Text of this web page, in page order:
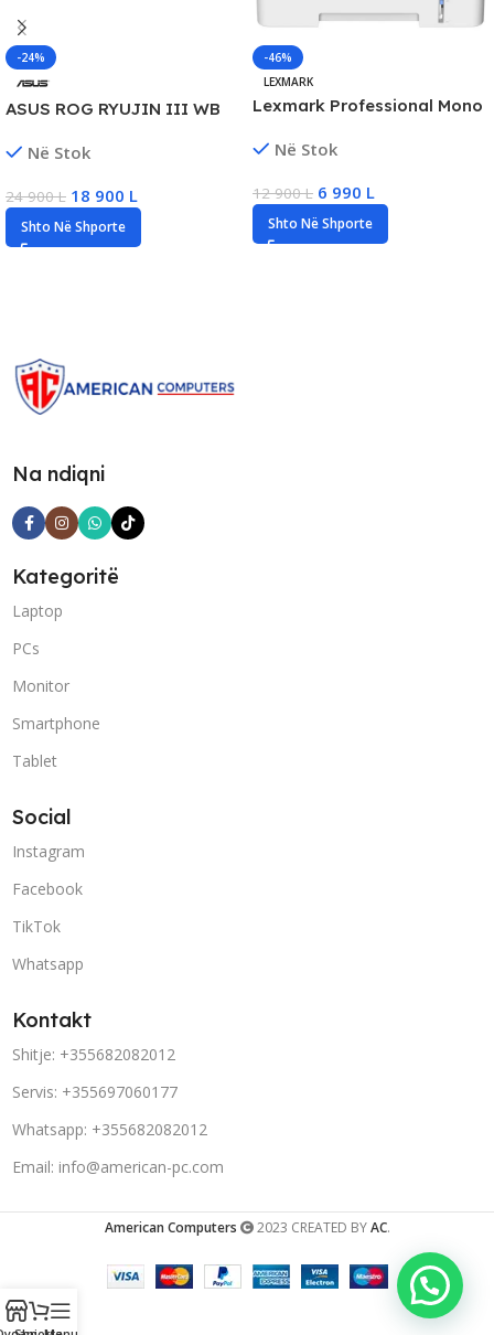
-24%
ASUS ROG RYUJIN III WB
Block, New
Në Stok
24 900L 18 900 L
Shto Në Shporte
-46%
LEXMARK
Lexmark Professional Mono
44ppm, Network/USB, 250
Në Stok
12 900L 6 990 L
Shto Në Shporte
Na ndiqni
Kategoritë
Laptop
PCs
Monitor
Smartphone
Tablet
Social
Instagram
Facebook
TikTok
Whatsapp
Kontakt
Shitje: +355682082012
Servis: +355697060177
Whatsapp: +355682082012
Email: info@american-pc.com
American Computers 2023 CREATED BYAC.
Porosit në Whatsapp!